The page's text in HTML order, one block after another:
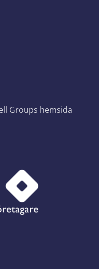
Groups hemsida